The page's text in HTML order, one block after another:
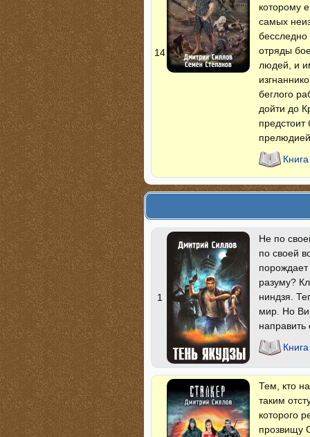
14
которому
самых
отряды
людей, и
беглого
дойти до
1
Не по
по своей
разуму?
ниндзя.
мир. Но
направить
Тем, кто
таким
которого
прозвищу